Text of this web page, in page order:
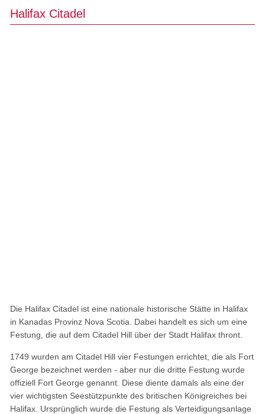
Halifax Citadel
Die Halifax Citadel ist eine nationale historische Stätte in Halifax
in Kanadas Provinz Nova Scotia. Dabei handelt es sich um eine
Festung, die auf dem Citadel Hill über der Stadt Halifax thront.
1749 wurden am Citadel Hill vier Festungen errichtet, die als Fort
George bezeichnet werden - aber nur die dritte Festung wurde
offiziell Fort George genannt. Diese diente damals als eine der
vier wichtigsten Seestützpunkte des britischen Königreiches bei
Halifax. Ursprünglich wurde die Festung als Verteidigungsanlage